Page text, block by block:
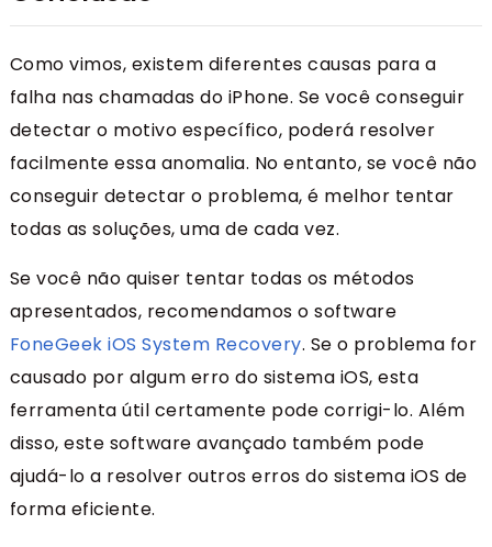
Como vimos, existem diferentes causas para a
falha nas chamadas do iPhone. Se você conseguir
detectar o motivo específico, poderá resolver
facilmente essa anomalia. No entanto, se você não
conseguir detectar o problema, é melhor tentar
todas as soluções, uma de cada vez.
Se você não quiser tentar todas os métodos
apresentados, recomendamos o software
FoneGeek iOS System Recovery. Se o problema for
causado por algum erro do sistema iOS, esta
ferramenta útil certamente pode corrigi-lo. Além
disso, este software avançado também pode
ajudá-lo a resolver outros erros do sistema iOS de
forma eficiente.